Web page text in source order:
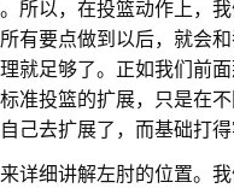
所以，在投篮动作上，
有要点做到以后，就会
就足够了。正如我们前
准投篮的扩展，只是在
己去扩展了，而基础打得
详细讲解左肘的位置。